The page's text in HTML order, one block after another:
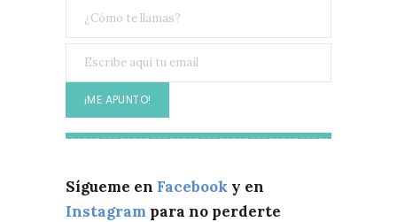
Sígueme en Facebook y en
Instagram para no perderte